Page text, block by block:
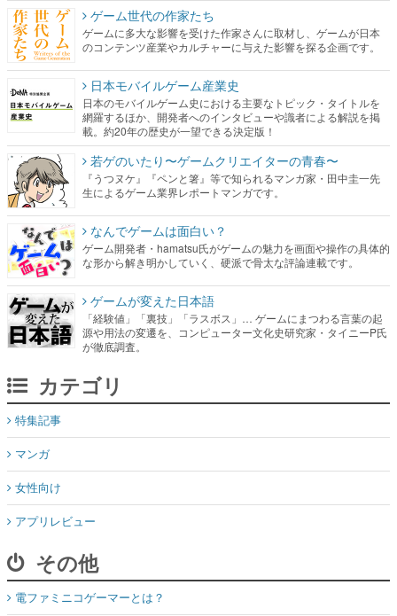
ゲーム世代の作家たち
ゲームに多大な影響を受けた作家さんに取材し、ゲームが日本
のコンテンツ産業やカルチャーに与えた影響を探る企画です。
日本モバイルゲーム産業史
日本のモバイルゲーム史における主要なトピック・タイトルを
網羅するほか、開発者へのインタビューや識者による解説を掲
載。約20年の歴史が一望できる決定版！
若ゲのいたり〜ゲームクリエイターの青春〜
『うつヌケ』『ペンと箸』等で知られるマンガ家・田中圭一先
生によるゲーム業界レポートマンガです。
なんでゲームは面白い？
ゲーム開発者・hamatsu氏がゲームの魅力を画面や操作の具体的
な形から解き明かしていく、硬派で骨太な評論連載です。
ゲームが変えた日本語
「経験値」「裏技」「ラスボス」… ゲームにまつわる言葉の起
源や用法の変遷を、コンピューター文化史研究家・タイニーP氏
が徹底調査。
カテゴリ
特集記事
マンガ
女性向け
アプリレビュー
その他
電ファミニコゲーマーとは？